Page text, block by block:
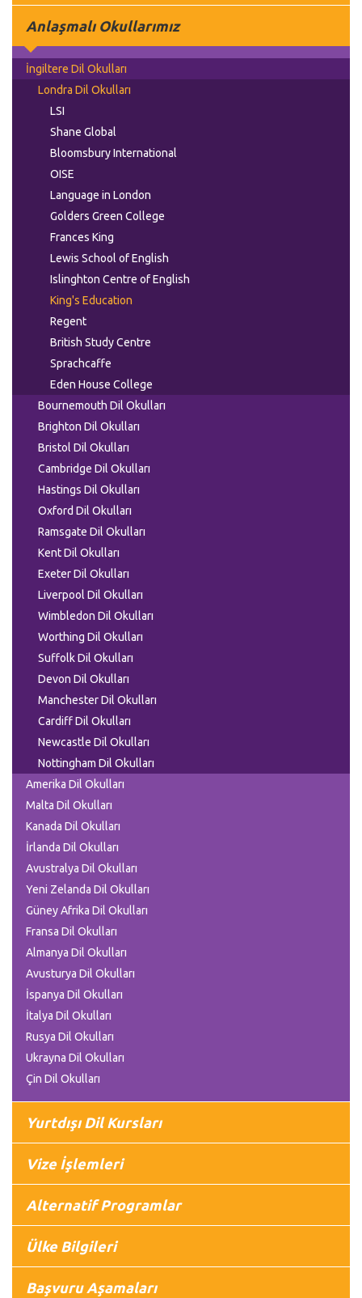
Anlaşmalı Okullarımız
İngiltere Dil Okulları
Londra Dil Okulları
LSI
Shane Global
Bloomsbury International
OISE
Language in London
Golders Green College
Frances King
Lewis School of English
Islinghton Centre of English
King's Education
Regent
British Study Centre
Sprachcaffe
Eden House College
Bournemouth Dil Okulları
Brighton Dil Okulları
Bristol Dil Okulları
Cambridge Dil Okulları
Hastings Dil Okulları
Oxford Dil Okulları
Ramsgate Dil Okulları
Kent Dil Okulları
Exeter Dil Okulları
Liverpool Dil Okulları
Wimbledon Dil Okulları
Worthing Dil Okulları
Suffolk Dil Okulları
Devon Dil Okulları
Manchester Dil Okulları
Cardiff Dil Okulları
Newcastle Dil Okulları
Nottingham Dil Okulları
Amerika Dil Okulları
Malta Dil Okulları
Kanada Dil Okulları
İrlanda Dil Okulları
Avustralya Dil Okulları
Yeni Zelanda Dil Okulları
Güney Afrika Dil Okulları
Fransa Dil Okulları
Almanya Dil Okulları
Avusturya Dil Okulları
İspanya Dil Okulları
İtalya Dil Okulları
Rusya Dil Okulları
Ukrayna Dil Okulları
Çin Dil Okulları
Yurtdışı Dil Kursları
Vize İşlemleri
Alternatif Programlar
Ülke Bilgileri
Başvuru Aşamaları